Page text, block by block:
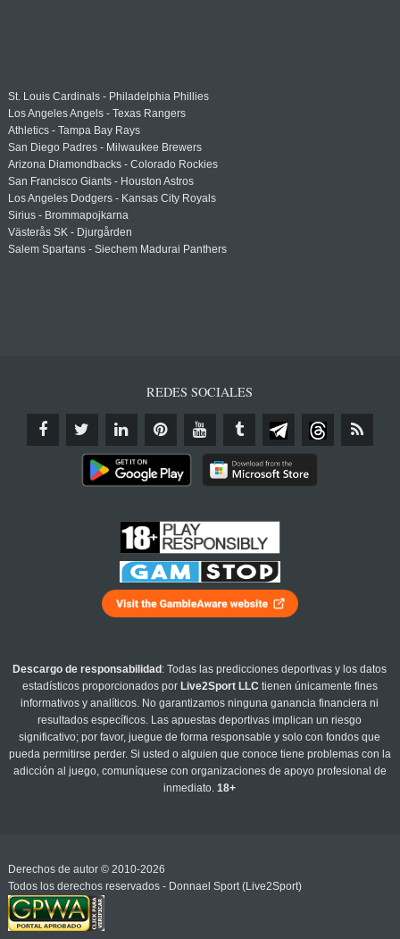
St. Louis Cardinals - Philadelphia Phillies
Los Angeles Angels - Texas Rangers
Athletics - Tampa Bay Rays
San Diego Padres - Milwaukee Brewers
Arizona Diamondbacks - Colorado Rockies
San Francisco Giants - Houston Astros
Los Angeles Dodgers - Kansas City Royals
Sirius - Brommapojkarna
Västerås SK - Djurgården
Salem Spartans - Siechem Madurai Panthers
REDES SOCIALES
Descargo de responsabilidad : Todas las predicciones deportivas y los datos
estadísticos proporcionados por Live2Sport LLC tienen únicamente fines
informativos y analíticos. No garantizamos ninguna ganancia financiera ni
resultados específicos. Las apuestas deportivas implican un riesgo
significativo; por favor, juegue de forma responsable y solo con fondos que
pueda permitirse perder. Si usted o alguien que conoce tiene problemas con la
adicción al juego, comuníquese con organizaciones de apoyo profesional de
inmediato.18+
Derechos de autor © 2010-2026
Todos los derechos reservados - Donnael Sport (Live2Sport)